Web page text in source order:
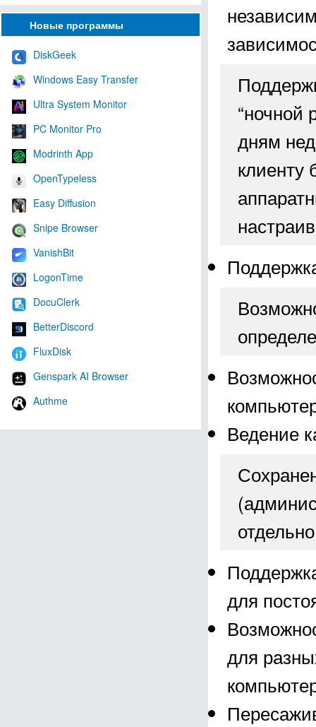
Новые программы
DiskGeek
Windows Easy Transfer
Ultra System Monitor
PC Monitor Pro
Modrinth App
OpenTypeless
Easy Diffusion
Snipe Browser
VanishBit
LogonTime
DocuClerk
BetterDiscord
FluxDisk
Genspark AI Browser
Authme
“ночной
дням
клиенту
Ведение
для
для